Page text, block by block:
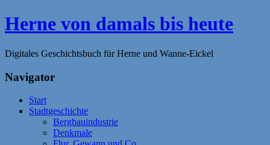
Zum
Inhalt
Herne von damals bis heute
Digitales Geschichtsbuch für Herne und Wanne-Eickel
Navigator
Start
Stadtgeschichte
Bergbauindustrie
Denkmale